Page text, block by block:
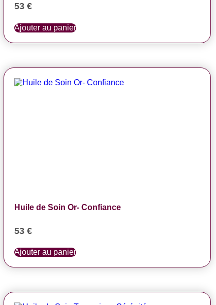
53 €
Ajouter au panier
Huile de Soin Or- Confiance
53 €
Ajouter au panier